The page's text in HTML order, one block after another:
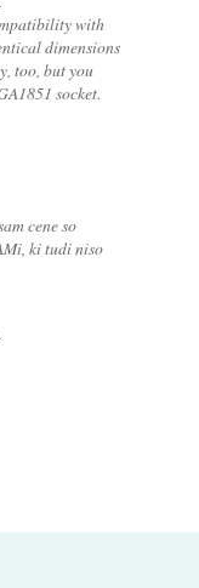
with
dimensions
too, but you
socket.
cene so
ki tudi niso